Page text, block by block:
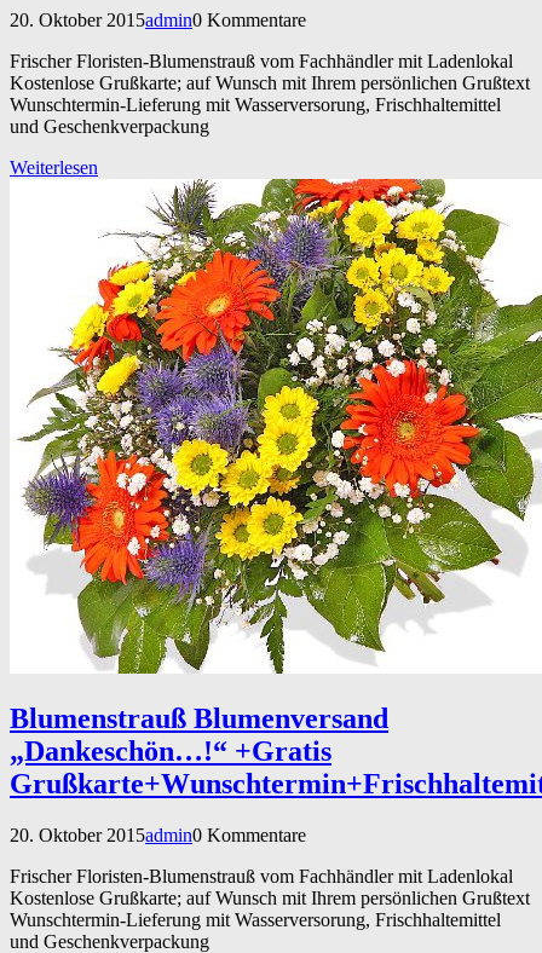
20. Oktober 2015admin0 Kommentare
Frischer Floristen-Blumenstrauß vom Fachhändler mit Ladenlokal
Kostenlose Grußkarte; auf Wunsch mit Ihrem persönlichen Grußtext
Wunschtermin-Lieferung mit Wasserversorung, Frischhaltemittel
und Geschenkverpackung
Weiterlesen
Blumenstrauß Blumenversand
„Dankeschön…!“ +Gratis
20. Oktober 2015admin0 Kommentare
Frischer Floristen-Blumenstrauß vom Fachhändler mit Ladenlokal
Kostenlose Grußkarte; auf Wunsch mit Ihrem persönlichen Grußtext
Wunschtermin-Lieferung mit Wasserversorung, Frischhaltemittel
und Geschenkverpackung